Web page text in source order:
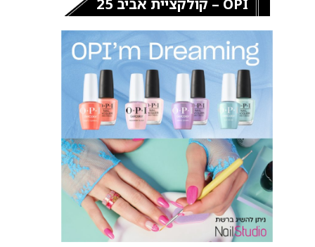
OPI – קולקציית אביב 25